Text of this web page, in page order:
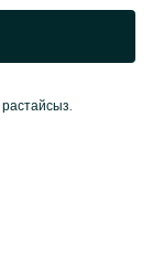
растайсыз.